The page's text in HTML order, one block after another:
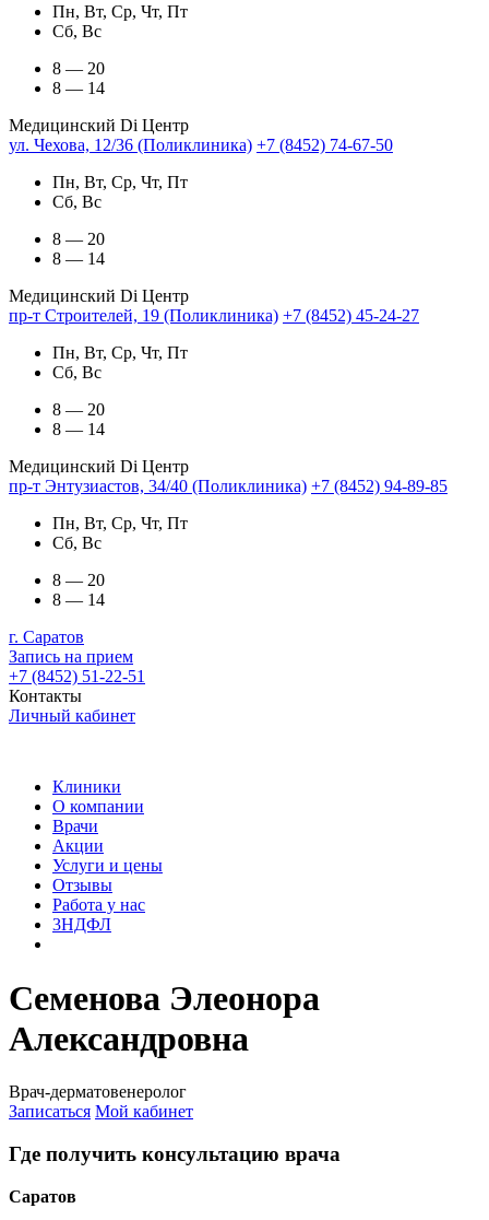
Пн, Вт, Ср, Чт, Пт
Сб, Вс
8 — 20
8 — 14
Медицинский Di Центр
ул. Чехова, 12/36 (Поликлиника) +7 (8452) 74-67-50
Пн, Вт, Ср, Чт, Пт
Сб, Вс
8 — 20
8 — 14
Медицинский Di Центр
пр-т Строителей, 19 (Поликлиника) +7 (8452) 45-24-27
Пн, Вт, Ср, Чт, Пт
Сб, Вс
8 — 20
8 — 14
Медицинский Di Центр
пр-т Энтузиастов, 34/40 (Поликлиника) +7 (8452) 94-89-85
Пн, Вт, Ср, Чт, Пт
Сб, Вс
8 — 20
8 — 14
г. Саратов
Запись на прием
+7 (8452) 51-22-51
Контакты
Личный кабинет
Клиники
О компании
Врачи
Акции
Услуги и цены
Отзывы
Работа у нас
3НДФЛ
Семенова Элеонора
Александровна
Врач-дерматовенеролог
Записаться Мой кабинет
Где получить консультацию врача
Саратов